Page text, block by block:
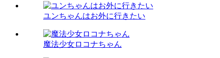
ユンちゃんはお外に行きたい
魔法少女ロコナちゃん